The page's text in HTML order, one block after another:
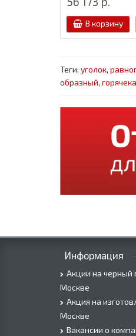
В корзину
Теги: уголок,
образный,
Информация
Акции на черный
Москве
Акция на
Москве
Вакансии о